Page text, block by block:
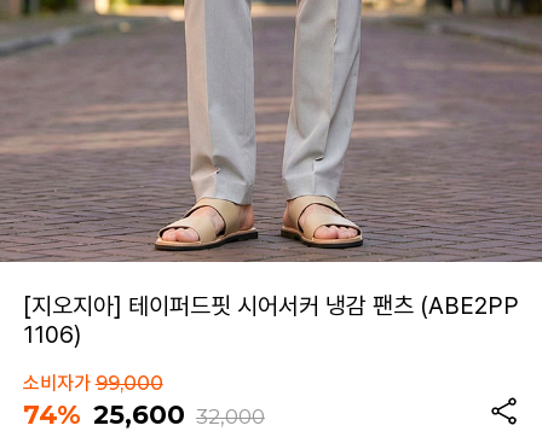
[지오지아] 테이퍼드핏 시어서커 냉감 팬츠 (ABE2PP
1106)
소비자가99,000
74% 25,600 32,000